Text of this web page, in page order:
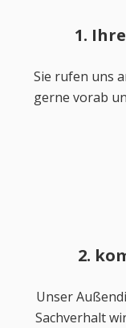
1.
Sie rufen uns
gerne vorab
2.
Unser
Sachverhalt